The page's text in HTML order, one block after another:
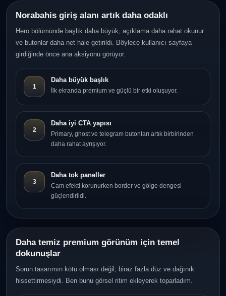
Norabahis giriş alanı artık daha odaklı
Hero bölümünde başlık daha büyük, açıklama daha rahat okunur
ve butonlar daha net hale getirildi. Böylece kullanıcı sayfaya
girdiğinde önce ana aksiyonu görüyor.
1
Daha büyük başlık
İlk ekranda premium ve güçlü bir etki oluşuyor.
2
Daha iyi CTA yapısı
Primary, ghost ve telegram butonları artık birbirinden
daha rahat ayrışıyor.
3
Daha tok paneller
Cam efekti korunurken border ve gölge dengesi
güçlendirildi.
Daha temiz premium görünüm için temel
dokunuşlar
Sorun tasarımın kötü olması değil; biraz fazla düz ve dağınık
hissettirmesiydi. Ben bunu görsel ritim ekleyerek toparladım.